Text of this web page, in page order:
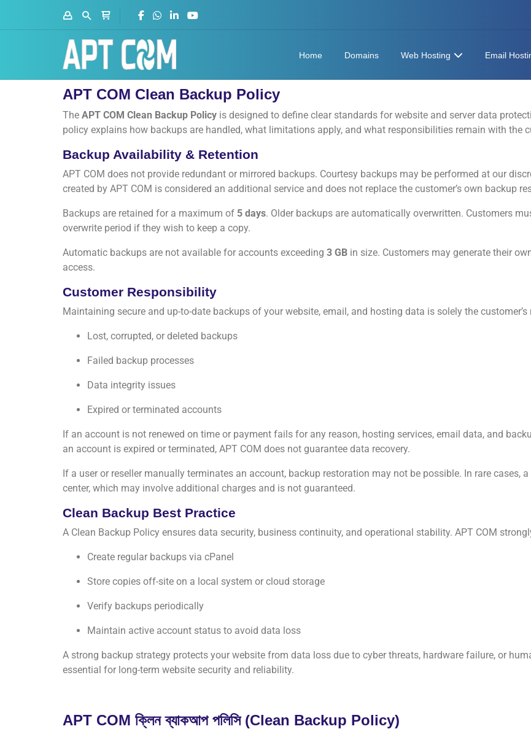
Home Domains Web Hosting Email
APT COM Clean Backup Policy
The APT COM Clean Backup Policy is designed to define clear standards for website and server data
policy explains how backups are handled, what limitations apply, and what responsibilities remain with the
Backup Availability & Retention
APT COM does not provide redundant or mirrored backups. Courtesy backups may be performed at our
created by APT COM is considered an additional service and does not replace the customer’s own backup
Backups are retained for a maximum of 5 days. Older backups are automatically overwritten. Customers
overwrite period if they wish to keep a copy.
Automatic backups are not available for accounts exceeding 3 GB in size. Customers may generate their
access.
Customer Responsibility
Maintaining secure and up-to-date backups of your website, email, and hosting data is solely the
Lost, corrupted, or deleted backups
Failed backup processes
Data integrity issues
Expired or terminated accounts
If an account is not renewed on time or payment fails for any reason, hosting services, email data, and
an account is expired or terminated, APT COM does not guarantee data recovery.
If a user or reseller manually terminates an account, backup restoration may not be possible. In rare cases,
center, which may involve additional charges and is not guaranteed.
Clean Backup Best Practice
A Clean Backup Policy ensures data security, business continuity, and operational stability. APT COM
Create regular backups via cPanel
Store copies off-site on a local system or cloud storage
Verify backups periodically
Maintain active account status to avoid data loss
A strong backup strategy protects your website from data loss due to cyber threats, hardware failure, or
essential for long-term website security and reliability.
APT COM ক্লিন ব্যাকআপ পলিসি (Clean Backup Policy)